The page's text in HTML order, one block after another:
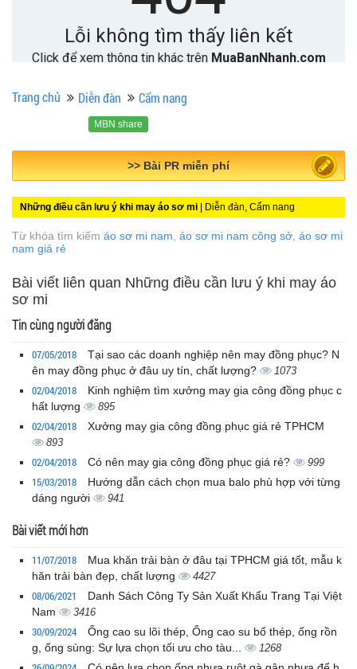
Trang chủ Diễn đàn Cẩm nang
MBN share
>> Quảng cáo miễn phí
Những điều cần lưu ý khi may áo sơ mi | Diễn đàn, Cẩm nang
Từ khóa tìm kiếm áo sơ mi nam áo sơ mi nam công sở áo sơ mi
nam giá rẻ
Bài viết liên quan Những điều cần lưu ý khi may áo
sơ mi
Tin cùng người đăng
07/05/2018
Tại sao các doanh nghiệp nên may đồng phục? N
ên may đồng phục ở đâu uy tín, chất lượng?
1073
02/04/2018
Kinh nghiệm tìm xưởng may gia công đồng phục c
hất lượng
895
02/04/2018 Xưởng may gia công đồng phục giá rẻ TPHCM
893
02/04/2018 Có nên may gia công đồng phục giá rẻ? 999
15/03/2018
Hướng dẫn cách chọn mua balo phù hợp với từng
dáng người
941
Bài viết mới hơn
11/07/2018
Mua khăn trải bàn ở đâu tại TPHCM giá tốt, mẫu k
hăn trải bàn đẹp, chất lượng
4427
08/06/2021
Danh Sách Công Ty Sản Xuất Khẩu Trang Tại Việt
Nam
3416
30/09/2024
Ống cao su lõi thép, Ống cao su bố thép, ống rồn
g, ống sùng: Sự lựa chọn tối ưu cho tàu...
1268